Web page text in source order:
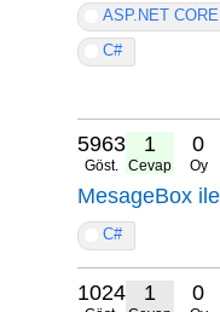
ASP.NET CORE
C#
5963
Göst.
1
Cevap
0
Oy
MesageBox
C#
10242 1 0